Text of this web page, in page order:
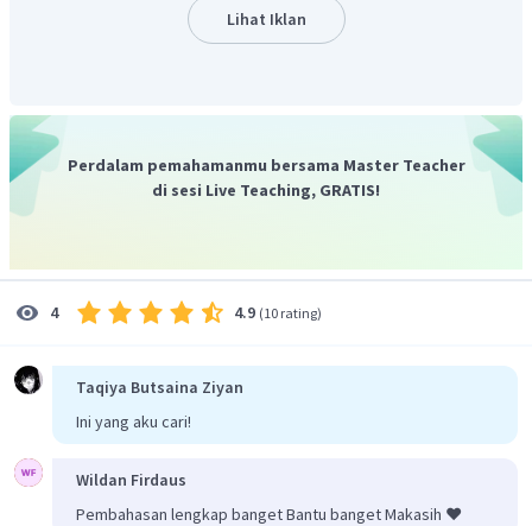
dilihat, contoh campuran heterogen adalah campuran
Lihat Iklan
Perdalam pemahamanmu bersama Master Teacher
di sesi Live Teaching, GRATIS!
4 4.9 (10 rating)
Taqiya Butsaina Ziyan
Ini yang aku cari!
Wildan Firdaus
Pembahasan lengkap banget Bantu banget Makasih ❤️